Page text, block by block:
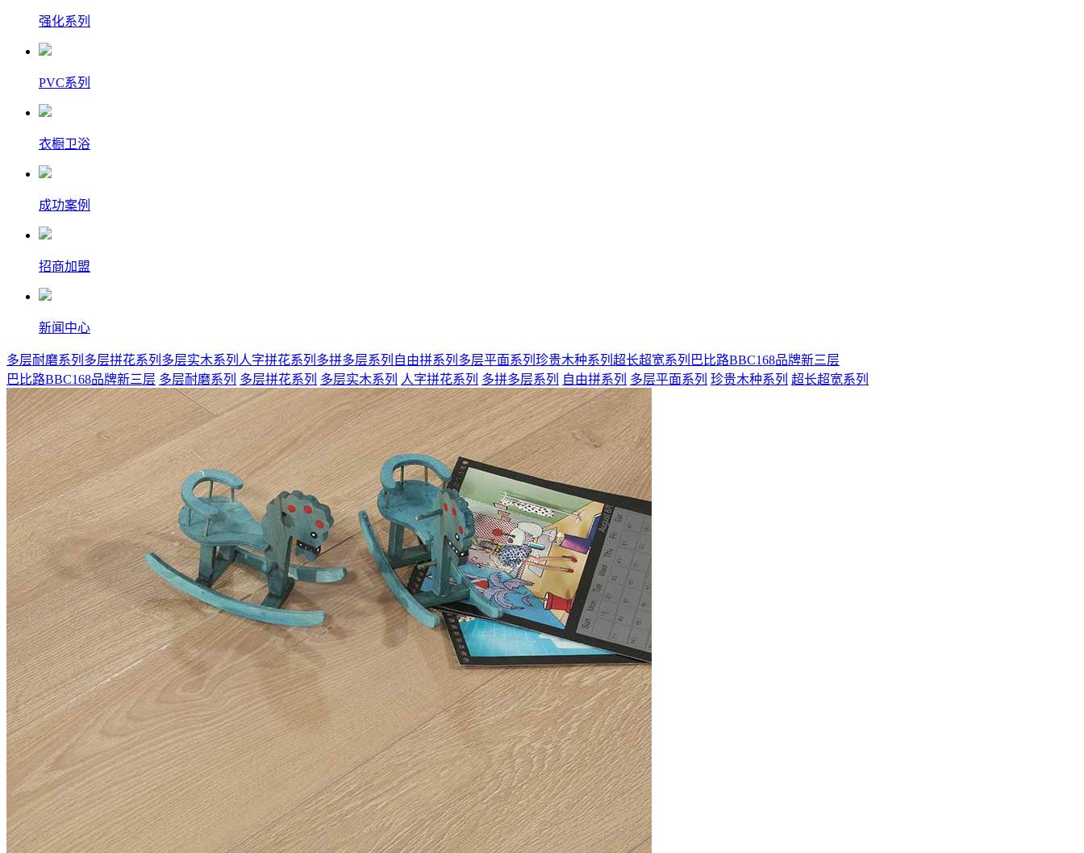
强化系列
PVC系列
衣橱卫浴
成功案例
招商加盟
新闻中心
多层耐磨系列 多层拼花系列 多层实木系列 人字拼花系列 多拼多层系列 自由拼系列 多层平面系列 珍贵木种系列 超长超宽系列 巴比路BBC168品牌新三层
巴比路BBC168品牌新三层 多层耐磨系列 多层拼花系列 多层实木系列 人字拼花系列 多拼多层系列 自由拼系列 多层平面系列 珍贵木种系列 超长超宽系列